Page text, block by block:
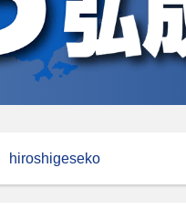
hiroshigeseko